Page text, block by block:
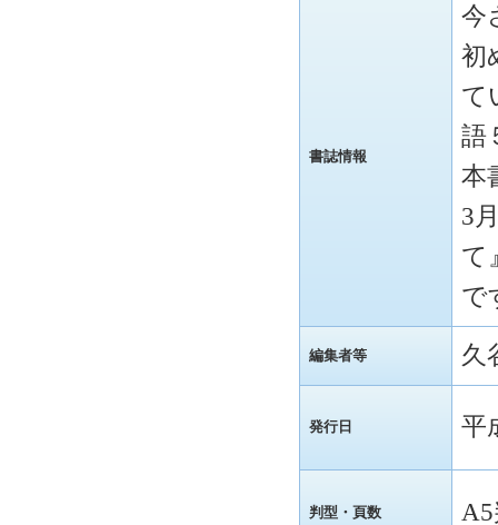
書誌情報
今
初
て
語
本
3
て
で
編集者等 久
発行日 平
判型・頁数 A5